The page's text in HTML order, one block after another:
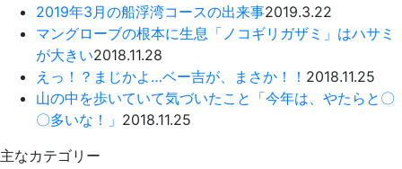
2019年3月の船浮湾コースの出来事2019.3.22
マングローブの根本に生息「ノコギリガザミ」はハサミ
が大きい2018.11.28
えっ！？まじかよ…ベー吉が、まさか！！ 2018.11.25
山の中を歩いていて気づいたこと「今年は、やたらと〇
〇多いな！」 2018.11.25
主なカテゴリー